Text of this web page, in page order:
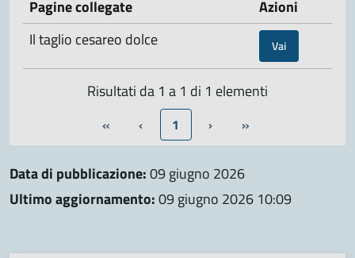
Pagine collegate
Azioni
Il taglio cesareo dolce
Vai
Risultati da 1 a 1 di 1 elementi
« ‹ 1 › »
Data di pubblicazione:09 giugno 2026
Ultimo aggiornamento:09 giugno 2026 10:09